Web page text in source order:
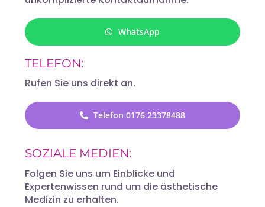
WhatsApp
TELEFON:
Rufen Sie uns direkt an.
Telefon 0176 23378488
SOZIALE MEDIEN:
Folgen Sie uns um Einblicke und
Expertenwissen rund um die ästhetische
Medizin zu erhalten.